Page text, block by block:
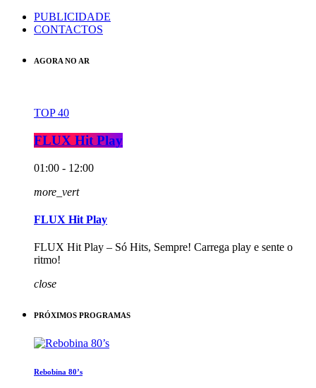
PUBLICIDADE
CONTACTOS
AGORA NO AR
TOP 40
FLUX Hit Play
01:00 - 12:00
more_vert
FLUX Hit Play
FLUX Hit Play – Só Hits, Sempre! Carrega play e sente o
ritmo!
close
PRÓXIMOS PROGRAMAS
Rebobina 80’s